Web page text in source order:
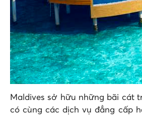
Maldives sở hữu những bãi cát
có cùng các dịch vụ đẳng cấp